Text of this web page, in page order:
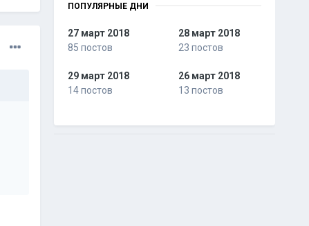
ПОПУЛЯРНЫЕ ДНИ
27 март 2018
85 постов
28 март 2018
23 постов
29 март 2018
14 постов
26 март 2018
13 постов